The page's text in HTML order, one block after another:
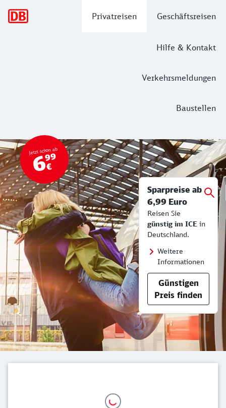
Privatreisen Geschäftsreisen
Hilfe & Kontakt
Verkehrsmeldungen
Baustellen
Bahn Tickets & Services
Top Angebot
Jetzt schon ab
699
€
Sparpreise ab
6,99 Euro
Reisen Sie
günstig im ICE in
Deutschland.
Weitere
Informationen
Günstigen
Preis finden